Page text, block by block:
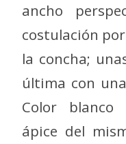
ancho
costulación
la concha;
última con
Color blanco
ápice del